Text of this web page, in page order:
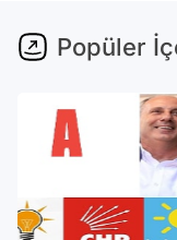
Popüler